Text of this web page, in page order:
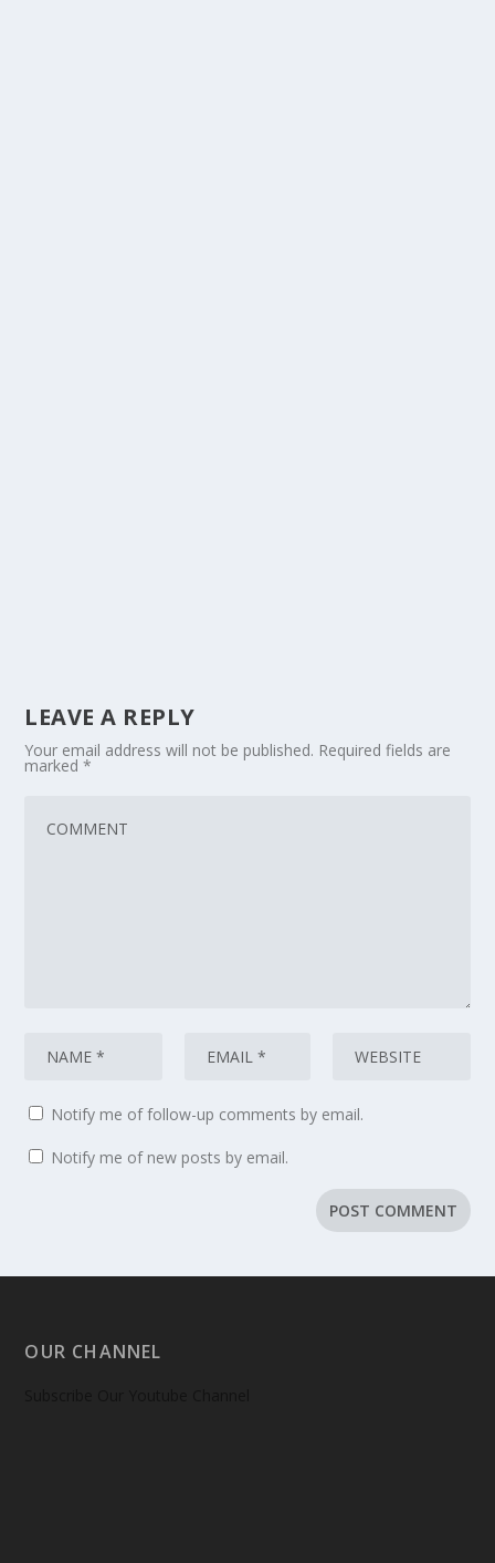
LEAVE A REPLY
Your email address will not be published. Required fields are
marked*
Notify me of follow-up comments by email.
Notify me of new posts by email.
OUR CHANNEL